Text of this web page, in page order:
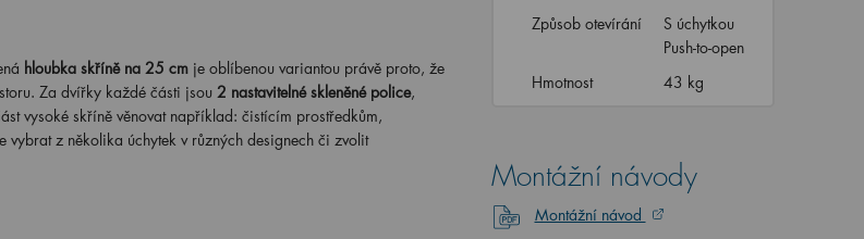
hloubka skříně na 25 cmje oblíbenou variantou právě proto, že
Za dvířky každé části jsou 2 nastavitelné skleněné police,
vysoké skříně věnovat například: čistícím prostředkům,
z několika úchytek v různých designech či zvolit
Způsob otevírání
S úchytkou
Push-to-open
Hmotnost
43 kg
Montážní návody
Montážní návod